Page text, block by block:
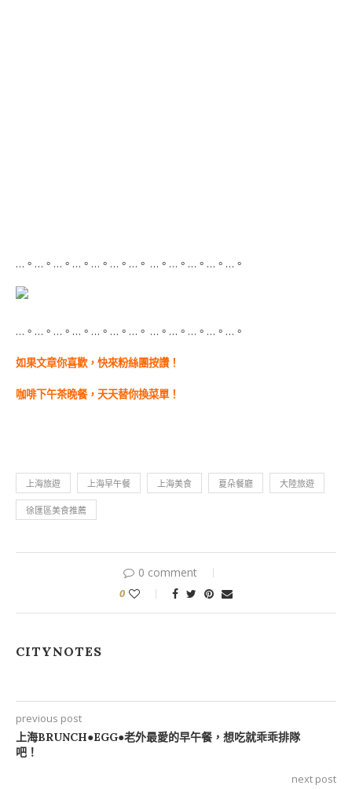
…。…。…。…。…。…。…。 …。…。…。…。…。
…。…。…。…。…。…。…。 …。…。…。…。…。
如果文章你喜歡，快來粉絲團按讚！
咖啡下午茶晚餐，天天替你換菜單！
上海旅遊 上海早午餐 上海美食 夏朵餐廳 大陸旅遊
徐匯區美食推薦
0 comment
0
CITYNOTES
previous post
上海BRUNCH●EGG●老外最愛的早午餐，想吃就乖乖排隊
吧！
next post